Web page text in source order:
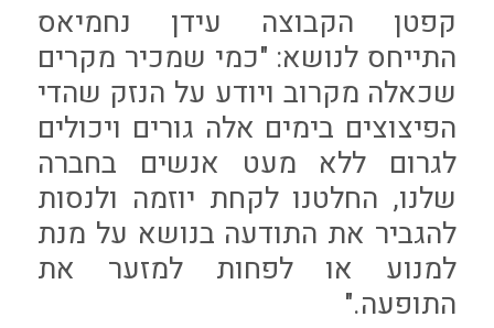
קפטן הקבוצה עידן נחמיאס
התייחס לנושא: "כמי שמכיר מקרים
שכאלה מקרוב ויודע על הנזק שהדי
הפיצוצים בימים אלה גורים ויכולים
לגרום ללא מעט אנשים בחברה
שלנו, החלטנו לקחת יוזמה ולנסות
להגביר את התודעה בנושא על מנת
למנוע או לפחות למזער את
התופעה."